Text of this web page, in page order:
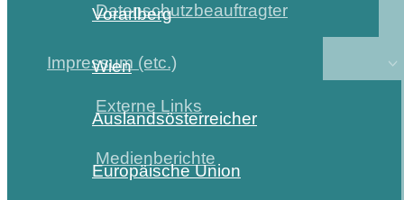
Datenschutzbeauftragter
Impressum (etc.)
Externe Links
Medienberichte
Vorarlberg
Wien
Auslandsösterreicher
Europäische Union